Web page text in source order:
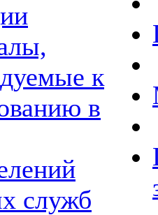
к
в
служб